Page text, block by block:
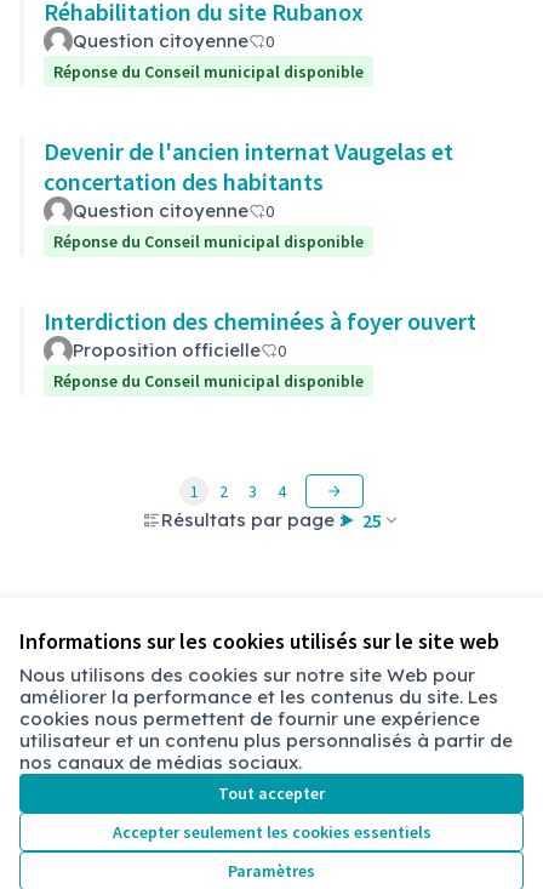
Informations sur les cookies utilisés sur le site web
Nous utilisons des cookies sur notre site Web pour
améliorer la performance et les contenus du site. Les
cookies nous permettent de fournir une expérience
utilisateur et un contenu plus personnalisés à partir de
nos canaux de médias sociaux.
Tout accepter
Accepter seulement les cookies essentiels
Paramètres
Réhabilitation du site Rubanox
Question citoyenne
0
Réponse du Conseil municipal disponible
Devenir de l'ancien internat Vaugelas et
concertation des habitants
Question citoyenne
0
Réponse du Conseil municipal disponible
Interdiction des cheminées à foyer ouvert
Proposition officielle
0
Réponse du Conseil municipal disponible
Résultats par page : 25
1 2 3 4
Conditions d'utilisation
Paramètres des cookies
Chambéry sur X
(Lien externe)
Chambéry sur Facebook
Chambéry sur Instagram
Licence
(Lien